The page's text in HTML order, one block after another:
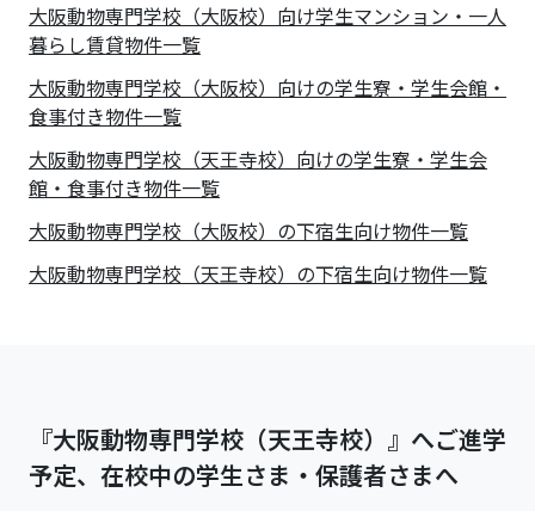
大阪動物専門学校（大阪校）向け学生マンション・一人
暮らし賃貸物件一覧
大阪動物専門学校（大阪校）向けの学生寮・学生会館・
食事付き物件一覧
大阪動物専門学校（天王寺校）向けの学生寮・学生会
館・食事付き物件一覧
大阪動物専門学校（大阪校）の下宿生向け物件一覧
大阪動物専門学校（天王寺校）の下宿生向け物件一覧
『大阪動物専門学校（天王寺校）』へご進学
予定、在校中の学生さま・保護者さまへ